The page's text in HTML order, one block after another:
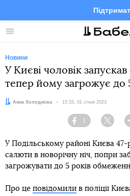
Меню Facebook
Новини
У Києві чоловік
тепер йому загрожує до
Автор:
Анна Холоднова Дата:
15:33, 01 січня 2023
Facebook
1
Twitter
У Подільському районі Києва 47-
салюти в новорічну ніч, попри
загрожувати до 5 років
Про це повідомили в поліції